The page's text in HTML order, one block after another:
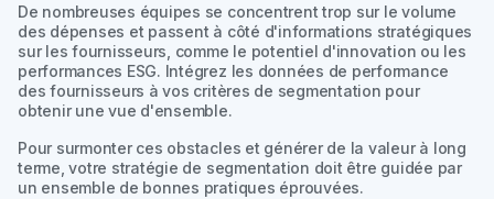
De nombreuses équipes se concentrent trop sur le volume
des dépenses et passent à côté d'informations stratégiques
sur les fournisseurs, comme le potentiel d'innovation ou les
performances ESG. Intégrez les données de performance
des fournisseurs à vos critères de segmentation pour
obtenir une vue d'ensemble.
Pour surmonter ces obstacles et générer de la valeur à long
terme, votre stratégie de segmentation doit être guidée par
un ensemble de bonnes pratiques éprouvées.